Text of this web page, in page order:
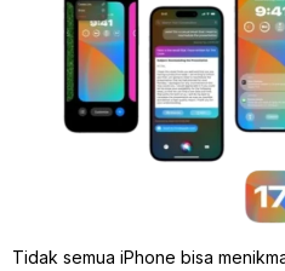
Tidak semua iPhone bisa